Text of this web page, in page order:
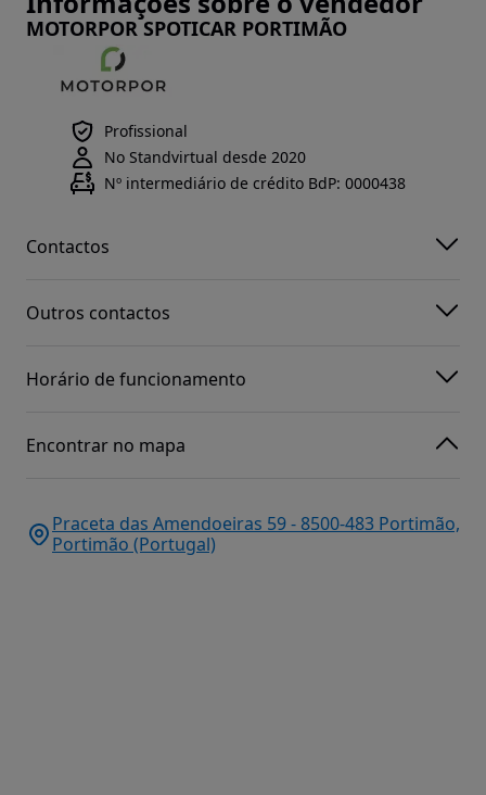
MOTORPOR SPOTICAR PORTIMÃO
Profissional
No Standvirtual desde 2020
Nº intermediário de crédito BdP: 0000438
Contactos
Outros contactos
Horário de funcionamento
Encontrar no mapa
Praceta das Amendoeiras 59 - 8500-483 Portimão,
Portimão (Portugal)